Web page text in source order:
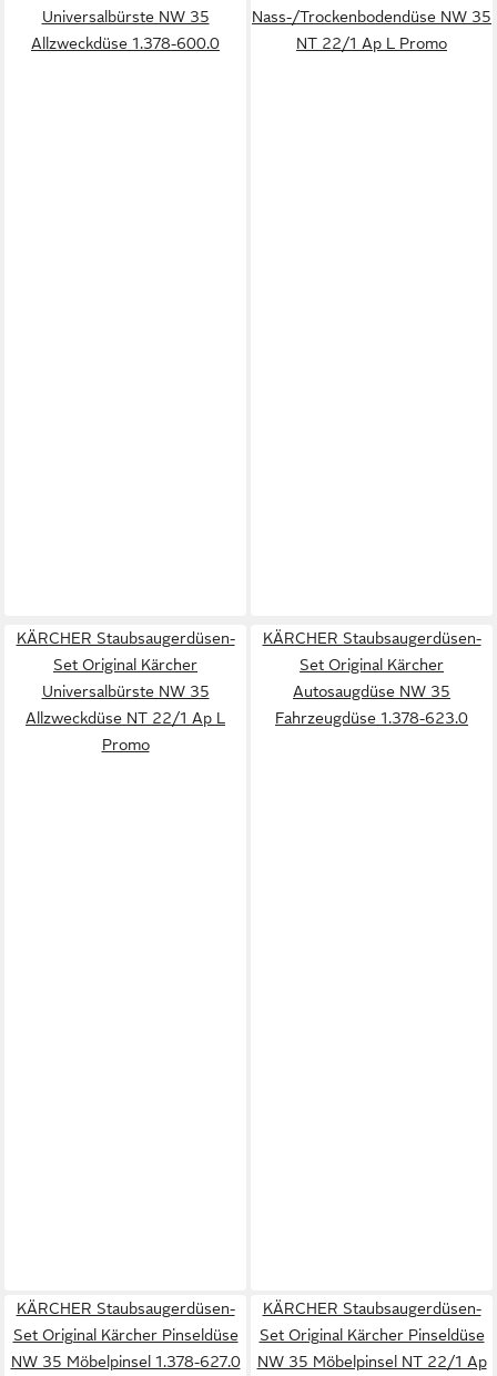
Universalbürste NW 35
Allzweckdüse 1.378-600.0
Nass-/Trockenbodendüse NW 35
NT 22/1 Ap L Promo
KÄRCHER Staubsaugerdüsen-
Set Original Kärcher
Universalbürste NW 35
Allzweckdüse NT 22/1 Ap L
Promo
KÄRCHER Staubsaugerdüsen-
Set Original Kärcher
Autosaugdüse NW 35
Fahrzeugdüse 1.378-623.0
KÄRCHER Staubsaugerdüsen-
Set Original Kärcher Pinseldüse
NW 35 Möbelpinsel 1.378-627.0
KÄRCHER Staubsaugerdüsen-
Set Original Kärcher Pinseldüse
NW 35 Möbelpinsel NT 22/1 Ap